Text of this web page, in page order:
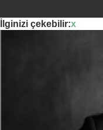
İlginizi çekebilir:x